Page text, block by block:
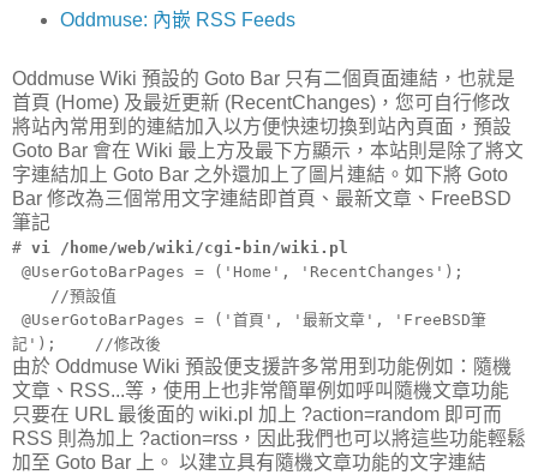
Oddmuse: 內嵌 RSS Feeds
Oddmuse Wiki 預設的 Goto Bar 只有二個頁面連結，也就是
首頁 (Home) 及最近更新 (RecentChanges)，您可自行修改
將站內常用到的連結加入以方便快速切換到站內頁面，預設
Goto Bar 會在 Wiki 最上方及最下方顯示，本站則是除了將文
字連結加上 Goto Bar 之外還加上了圖片連結。如下將 Goto
Bar 修改為三個常用文字連結即首頁、最新文章、FreeBSD
筆記
# vi /home/web/wiki/cgi-bin/wiki.pl
@UserGotoBarPages = ('Home', 'RecentChanges');
//預設值
@UserGotoBarPages = ('首頁', '最新文章', 'FreeBSD筆
記'); //修改後
由於 Oddmuse Wiki 預設便支援許多常用到功能例如：隨機
文章、RSS...等，使用上也非常簡單例如呼叫隨機文章功能
只要在 URL 最後面的 wiki.pl 加上 ?action=random 即可而
RSS 則為加上 ?action=rss，因此我們也可以將這些功能輕鬆
加至 Goto Bar 上。 以建立具有隨機文章功能的文字連結